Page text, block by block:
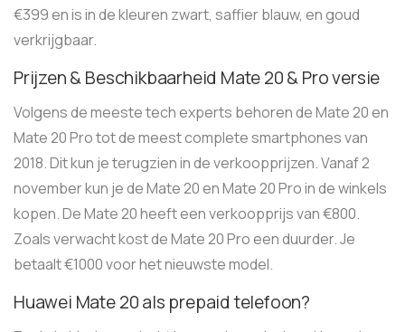
€399 en is in de kleuren zwart, saffier blauw, en goud
verkrijgbaar.
Prijzen & Beschikbaarheid Mate 20 & Pro versie
Volgens de meeste tech experts behoren de Mate 20 en
Mate 20 Pro tot de meest complete smartphones van
2018. Dit kun je terugzien in de verkoopprijzen. Vanaf 2
november kun je de Mate 20 en Mate 20 Pro in de winkels
kopen. De Mate 20 heeft een verkoopprijs van €800.
Zoals verwacht kost de Mate 20 Pro een duurder. Je
betaalt €1000 voor het nieuwste model.
Huawei Mate 20 als prepaid telefoon?